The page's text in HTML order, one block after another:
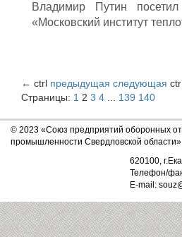
Владимир Путин
«Московский институт
← ctrl предыдущая следующая
Страницы: 1 2 3 4 139 140
© 2023 «Союз предприятий оборонных
промышленности Свердловской области»
620100,
Телефон/
E-mail: